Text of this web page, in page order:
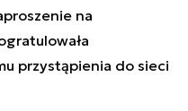
na
przystąpienia do sieci